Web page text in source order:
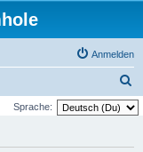
Anmelden
u
Sprache: